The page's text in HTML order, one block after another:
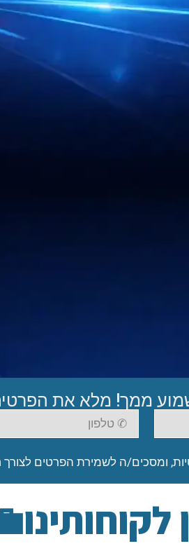
ממך! מלא את
ומסכים/ה לשמירת הפרטים לצורך